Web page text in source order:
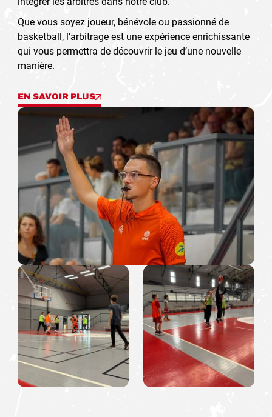
Que vous soyez joueur, bénévole ou passionné de
basketball, l’arbitrage est une expérience enrichissante
qui vous permettra de découvrir le jeu d’une nouvelle
manière.
EN SAVOIR PLUS